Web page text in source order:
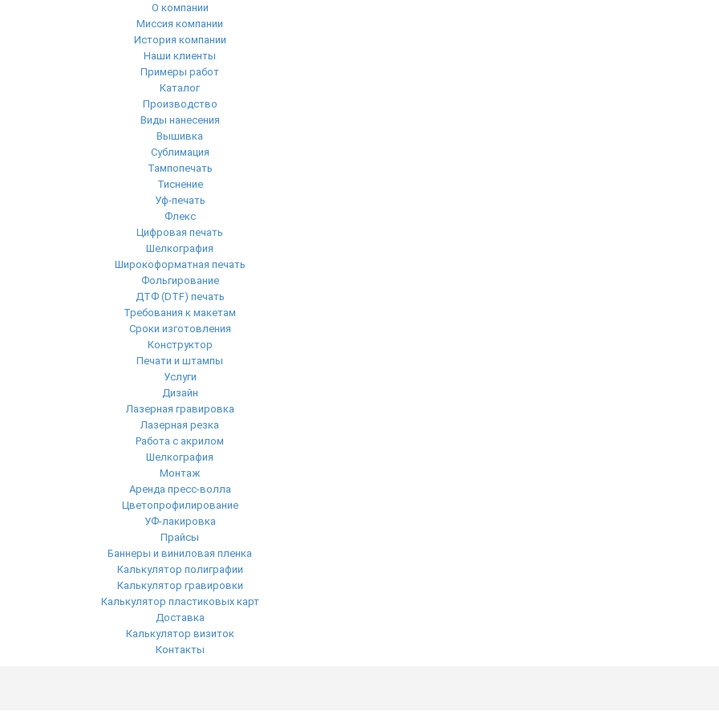
О компании
Миссия компании
История компании
Наши клиенты
Примеры работ
Каталог
Производство
Виды нанесения
Вышивка
Сублимация
Тампопечать
Тиснение
Уф-печать
Флекс
Цифровая печать
Шелкография
Широкоформатная печать
Фольгирование
ДТФ (DTF) печать
Требования к макетам
Сроки изготовления
Конструктор
Печати и штампы
Услуги
Дизайн
Лазерная гравировка
Лазерная резка
Работа с акрилом
Шелкография
Монтаж
Аренда пресс-волла
Цветопрофилирование
УФ-лакировка
Прайсы
Баннеры и виниловая пленка
Калькулятор полиграфии
Калькулятор гравировки
Калькулятор пластиковых карт
Доставка
Калькулятор визиток
Контакты